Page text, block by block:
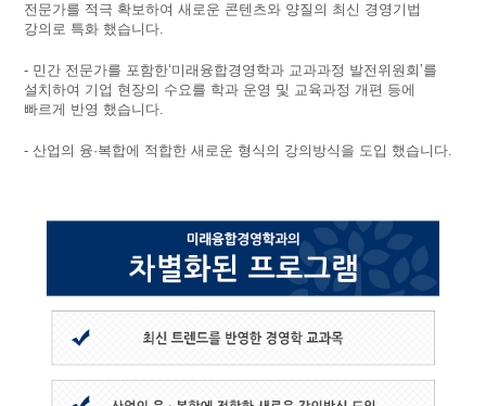
전문가를 적극 확보하여 새로운 콘텐츠와 양질의 최신 경영기법
강의로 특화 했습니다.
- 민간 전문가를 포함한‘미래융합경영학과 교과과정 발전위원회’를
설치하여 기업 현장의 수요를 학과 운영 및 교육과정 개편 등에
빠르게 반영 했습니다.
- 산업의 융·복합에 적합한 새로운 형식의 강의방식을 도입 했습니다.